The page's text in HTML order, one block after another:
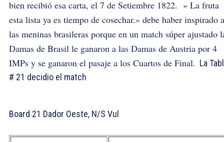
bien recibió esa carta, el 7 de Setiembre 1822. » La fruta
esta lista ya es tiempo de cosechar.» debe haber inspirado a
las meninas brasileras porque en un match súper ajustado
Damas de Brasil le ganaron a las Damas de Austria por 4
IMPs y se ganaron el pasaje a los Cuartos de Final. La
# 21 decidio el match
Board 21 Dador Oeste, N/S Vul